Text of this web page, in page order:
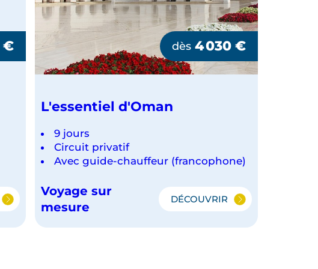
€ dès 4 030 €
L'essentiel d'Oman
9 jours
Circuit privatif
Avec guide-chauffeur (francophone)
Voyage sur
mesure
DÉCOUVRIR
L'ESSENTIEL